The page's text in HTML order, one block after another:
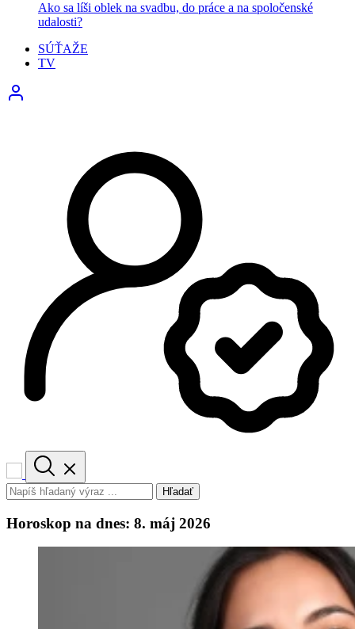
Ako sa líši oblek na svadbu, do práce a na spoločenské
udalosti?
SÚŤAŽE
TV
Hľadať
Horoskop na dnes: 8. máj 2026